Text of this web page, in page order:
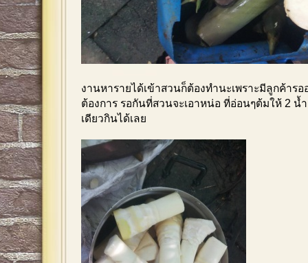
งานหารายได้เข้าสวนก็ต้องทำนะเพราะมีลูกค้าร
ต้องการ รอกันที่สวนจะเอาหน่อ ที่อ่อนๆต้มให้ 2 น้
เดียวกินได้เลย